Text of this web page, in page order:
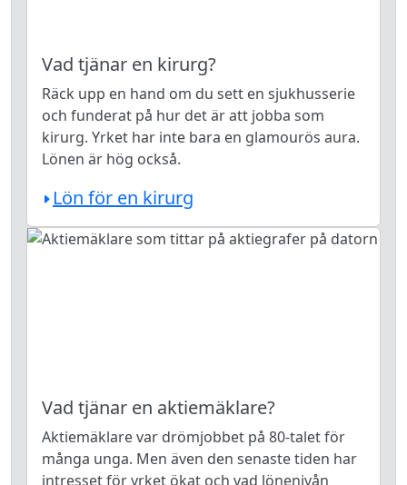
Vad tjänar en kirurg?
Räck upp en hand om du sett en sjukhusserie
och funderat på hur det är att jobba som
kirurg. Yrket har inte bara en glamourös aura.
Lönen är hög också.
Lön för en kirurg
Vad tjänar en aktiemäklare?
Aktiemäklare var drömjobbet på 80-talet för
många unga. Men även den senaste tiden har
intresset för yrket ökat och vad lönenivån